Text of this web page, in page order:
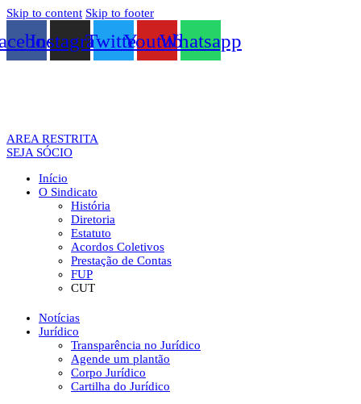
Skip to content Skip to footer
InstagramTwitterYoutubeWhatsapp
AREA RESTRITA
SEJA SÓCIO
Início
O Sindicato
História
Diretoria
Estatuto
Acordos Coletivos
Prestação de Contas
FUP
CUT
Notícias
Jurídico
Transparência no Jurídico
Agende um plantão
Corpo Jurídico
Cartilha do Jurídico